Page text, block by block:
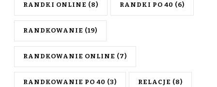
RANDKI ONLINE (8) RANDKI PO 40 (6)
RANDKOWANIE (19)
RANDKOWANIE ONLINE (7)
RANDKOWANIE PO 40 (3) RELACJE (8)